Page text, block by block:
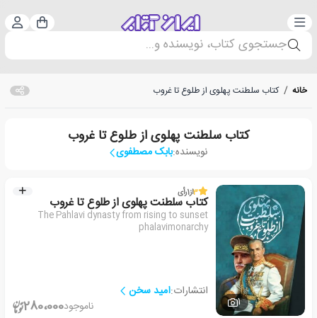
دسته‌بندی سبد
جستجوی کتاب، نویسنده و...
خانه / کتاب سلطنت پهلوی از طلوع تا غروب
کتاب سلطنت پهلوی از طلوع تا غروب
نویسنده:بابک مصطفوی
1
3از1رأی
کتاب سلطنت پهلوی از طلوع تا غروب
The Pahlavi dynasty from rising to sunset
phalavimonarchy
انتشارات:امید سخن
ناموجود280،000